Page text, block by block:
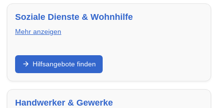
Soziale Dienste & Wohnhilfe
Mehr anzeigen
Unterstützung bei Wohnungssuche,
Wohnraumsicherung oder schwierigen Lebenslagen:
Finde Beratungsstellen und Hilfsangebote in
Hilfsangebote finden
Handwerker & Gewerke